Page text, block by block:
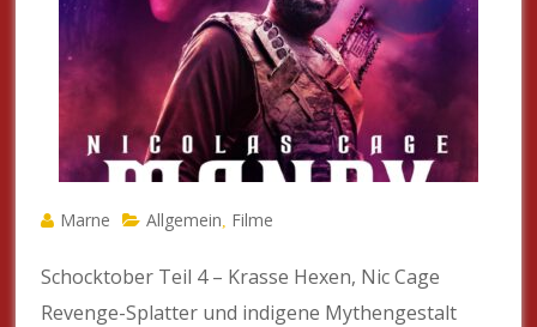
Marne Allgemein Filme
Schocktober Teil 4 – Krasse Hexen, Nic Cage
Revenge-Splatter und indigene Mythengestalt